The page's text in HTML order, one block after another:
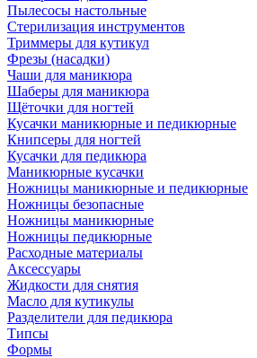
Пылесосы настольные
Стерилизация инструментов
Триммеры для кутикул
Фрезы (насадки)
Чаши для маникюра
Шаберы для маникюра
Щёточки для ногтей
Кусачки маникюрные и педикюрные
Книпсеры для ногтей
Кусачки для педикюра
Маникюрные кусачки
Ножницы маникюрные и педикюрные
Ножницы безопасные
Ножницы маникюрные
Ножницы педикюрные
Расходные материалы
Аксессуары
Жидкости для снятия
Масло для кутикулы
Разделители для педикюра
Типсы
Формы